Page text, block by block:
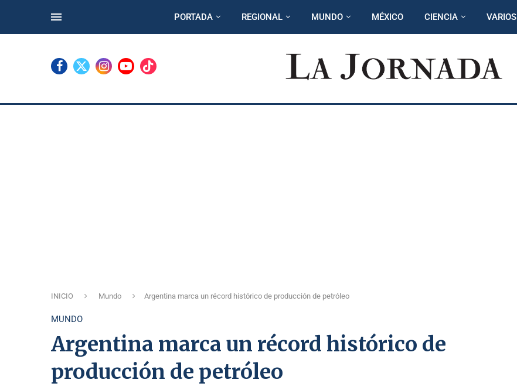
PORTADA REGIONAL MUNDO MÉXICO CIENCIA VARIOS
INICIO Mundo Argentina marca un récord histórico de producción de petróleo
MUNDO
Argentina marca un récord histórico de
producción de petróleo